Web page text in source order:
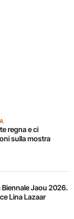
regna e ci
sulla mostra
Biennale Jaou 2026.
Lina Lazaar